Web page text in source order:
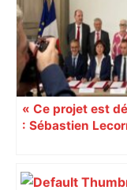
Actu.fr
« Ce projet est
: Sébastien